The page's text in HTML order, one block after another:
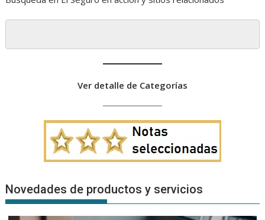
Ver detalle de Categorías
Novedades de productos y servicios